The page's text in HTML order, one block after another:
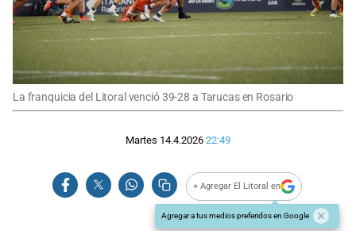
La franquicia del Litoral venció 39-28 a Tarucas en Rosario
Martes 14.4.2026 22:49
+ Agregar El Litoral en
Agregar a tus medios preferidos en Google